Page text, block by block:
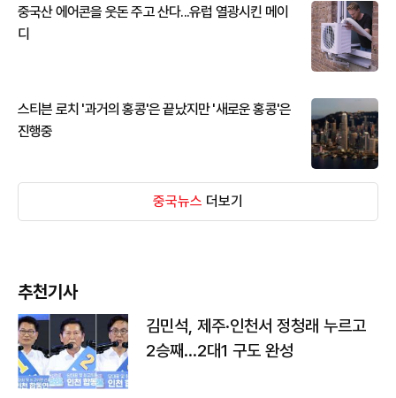
중국산 에어콘을 웃돈 주고 산다...유럽 열광시킨 메이
디
스티븐 로치 '과거의 홍콩'은 끝났지만 '새로운 홍콩'은
진행중
중국뉴스 더보기
추천기사
김민석, 제주·인천서 정청래 누르고
2승째…2대1 구도 완성